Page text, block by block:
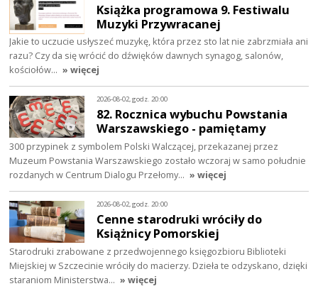
Książka programowa 9. Festiwalu
Muzyki Przywracanej
Jakie to uczucie usłyszeć muzykę, która przez sto lat nie zabrzmiała ani
razu? Czy da się wrócić do dźwięków dawnych synagog, salonów,
kościołów… » więcej
2026-08-02, godz. 20:00
82. Rocznica wybuchu Powstania
Warszawskiego - pamiętamy
300 przypinek z symbolem Polski Walczącej, przekazanej przez
Muzeum Powstania Warszawskiego zostało wczoraj w samo południe
rozdanych w Centrum Dialogu Przełomy… » więcej
2026-08-02, godz. 20:00
Cenne starodruki wróciły do
Książnicy Pomorskiej
Starodruki zrabowane z przedwojennego księgozbioru Biblioteki
Miejskiej w Szczecinie wróciły do macierzy. Dzieła te odzyskano, dzięki
staraniom Ministerstwa… » więcej